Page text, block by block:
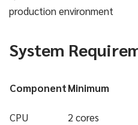
production environment
System
ComponentMinimum
CPU
2 cores